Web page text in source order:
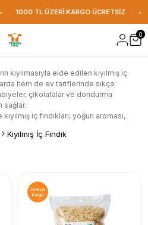
1000 TL ÜZERİ KARGO ÜCRETSİZ
0
kıyılmasıyla elde edilen kıyılmış iç
hem de ev tariflerinde sıkça
çikolatalar ve dondurma
sağlar.
iç fındıkları; yoğun aroması,
uzun süre tazeliğini korur.
Kıyılmış İç Fındık
Ücretsiz
Kargo